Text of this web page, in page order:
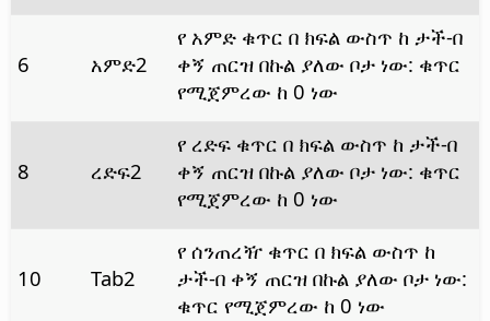
6 አምድ2
የ አምድ ቁጥር በ ክፍል ውስጥ ከ ታች-በ
ቀኝ ጠርዝ በኩል ያለው ቦታ ነው: ቁጥር
የሚጀምረው ከ 0 ነው
8 ረድፍ2
የ ረድፍ ቁጥር በ ክፍል ውስጥ ከ ታች-በ
ቀኝ ጠርዝ በኩል ያለው ቦታ ነው: ቁጥር
የሚጀምረው ከ 0 ነው
10 Tab2
የ ሰንጠረዥ ቁጥር በ ክፍል ውስጥ ከ
ታች-በ ቀኝ ጠርዝ በኩል ያለው ቦታ ነው:
ቁጥር የሚጀምረው ከ 0 ነው